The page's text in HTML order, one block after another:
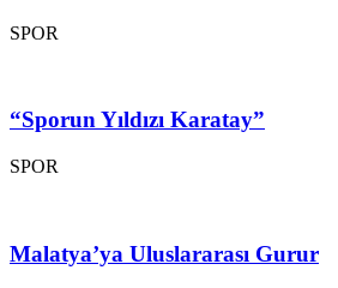
SPOR
“Sporun Yıldızı Karatay”
SPOR
Malatya’ya Uluslararası Gurur